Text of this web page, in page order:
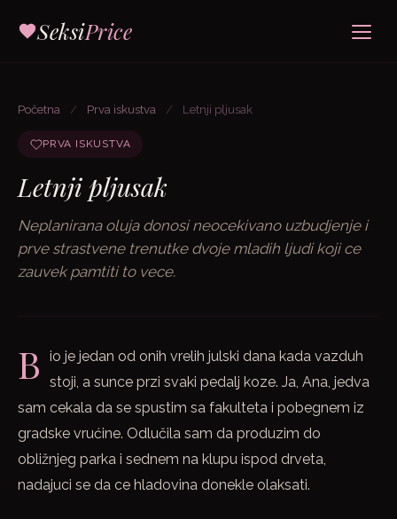
SeksiPrice
Početna / Prva iskustva / Letnji pljusak
PRVA ISKUSTVA
Letnji pljusak
Neplanirana oluja donosi neocekivano uzbudjenje i
prve strastvene trenutke dvoje mladih ljudi koji ce
zauvek pamtiti to vece.
B
io je jedan od onih vrelih julski dana kada vazduh
stoji, a sunce przi svaki pedalj koze. Ja, Ana, jedva
sam cekala da se spustim sa fakulteta i pobegnem iz
gradske vrućine. Odlučila sam da produzim do
obližnjeg parka i sednem na klupu ispod drveta,
nadajuci se da ce hladovina donekle olaksati.